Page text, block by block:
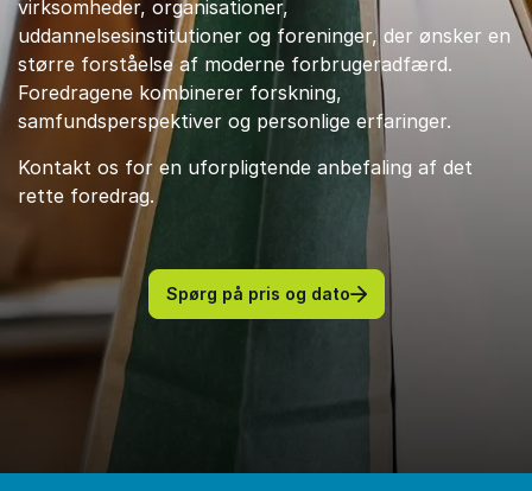
virksomheder, organisationer,
uddannelsesinstitutioner og foreninger, der ønsker en
større forståelse af moderne forbrugeradfærd.
Foredragene kombinerer forskning,
samfundsperspektiver og personlige erfaringer.
Kontakt os for en uforpligtende anbefaling af det
rette foredrag.
Spørg på pris og dato